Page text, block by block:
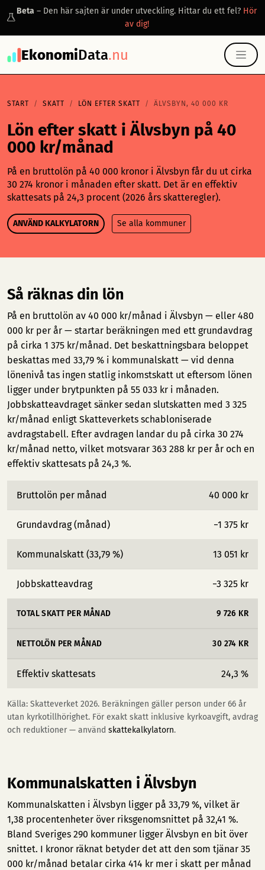
Beta – Den här sajten är under utveckling. Hittar du ett fel? Hör
av dig!
EkonomiData.nu
START SKATT LÖN EFTER SKATT ÄLVSBYN, 40 000 KR
Lön efter skatt i Älvsbyn på 40
000 kr/månad
På en bruttolön på 40 000 kronor i Älvsbyn får du ut cirka
30 274 kronor i månaden efter skatt. Det är en effektiv
skattesats på 24,3 procent (2026 års skatteregler).
ANVÄND KALKYLATORN Se alla kommuner
Så räknas din lön
På en bruttolön av 40 000 kr/månad i Älvsbyn — eller 480
000 kr per år — startar beräkningen med ett grundavdrag
på cirka 1 375 kr/månad. Det beskattningsbara beloppet
beskattas med 33,79 % i kommunalskatt — vid denna
lönenivå tas ingen statlig inkomstskatt ut eftersom lönen
ligger under brytpunkten på 55 033 kr i månaden.
Jobbskatteavdraget sänker sedan slutskatten med 3 325
kr/månad enligt Skatteverkets schabloniserade
avdragstabell. Efter avdragen landar du på cirka 30 274
kr/månad netto, vilket motsvarar 363 288 kr per år och en
effektiv skattesats på 24,3 %.
Bruttolön per månad 40 000 kr
Grundavdrag (månad) −1 375 kr
Kommunalskatt (33,79 %) 13 051 kr
Jobbskatteavdrag −3 325 kr
TOTAL SKATT PER MÅNAD 9 726 KR
NETTOLÖN PER MÅNAD 30 274 KR
Effektiv skattesats 24,3 %
Källa: Skatteverket 2026. Beräkningen gäller person under 66 år
utan kyrkotillhörighet. För exakt skatt inklusive kyrkoavgift, avdrag
och reduktioner — använd skattekalkylatorn.
Kommunalskatten i Älvsbyn
Kommunalskatten i Älvsbyn ligger på 33,79 %, vilket är
1,38 procentenheter över riksgenomsnittet på 32,41 %.
Bland Sveriges 290 kommuner ligger Älvsbyn en bit över
snittet. I kronor räknat betyder det att den som tjänar 35
000 kr/månad betalar cirka 414 kr mer i skatt per månad